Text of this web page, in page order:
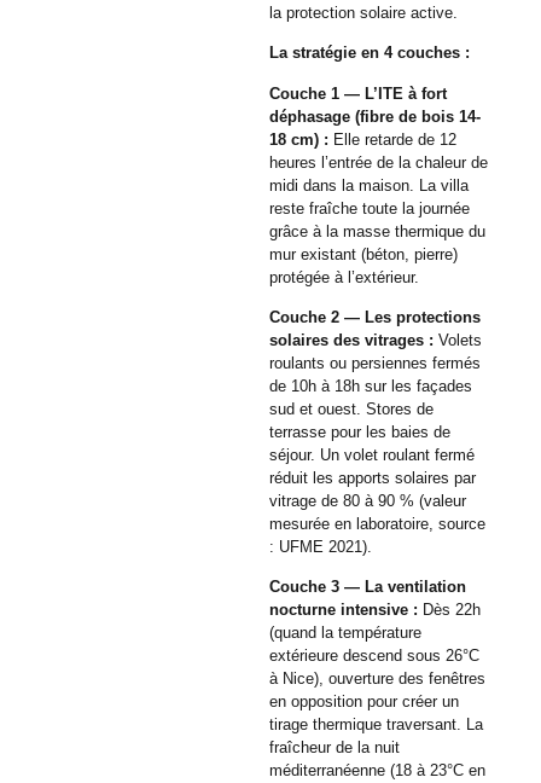
la protection solaire active.
La stratégie en 4 couches :
Couche 1 — L’ITE à fort
déphasage (fibre de bois 14-
18 cm) : Elle retarde de 12
heures l’entrée de la chaleur de
midi dans la maison. La villa
reste fraîche toute la journée
grâce à la masse thermique du
mur existant (béton, pierre)
protégée à l’extérieur.
Couche 2 — Les protections
solaires des vitrages : Volets
roulants ou persiennes fermés
de 10h à 18h sur les façades
sud et ouest. Stores de
terrasse pour les baies de
séjour. Un volet roulant fermé
réduit les apports solaires par
vitrage de 80 à 90 % (valeur
mesurée en laboratoire, source
: UFME 2021).
Couche 3 — La ventilation
nocturne intensive : Dès 22h
(quand la température
extérieure descend sous 26°C
à Nice), ouverture des fenêtres
en opposition pour créer un
tirage thermique traversant. La
fraîcheur de la nuit
méditerranéenne (18 à 23°C en